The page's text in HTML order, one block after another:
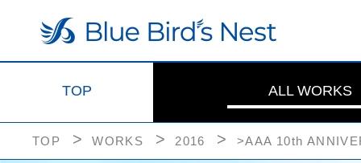
TOP ALL WORKS
TOP WORKS 2016 >AAA 10th